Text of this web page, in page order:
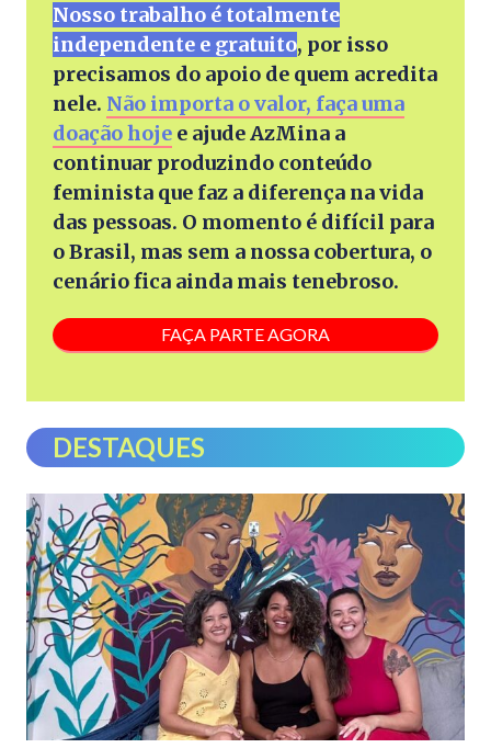
Nosso trabalho é totalmente
independente e gratuito, por isso
precisamos do apoio de quem acredita
nele. Não importa o valor, faça uma
doação hoje e ajude AzMina a
continuar produzindo conteúdo
feminista que faz a diferença na vida
das pessoas. O momento é difícil para
o Brasil, mas sem a nossa cobertura, o
cenário fica ainda mais tenebroso.
FAÇA PARTE AGORA
DESTAQUES